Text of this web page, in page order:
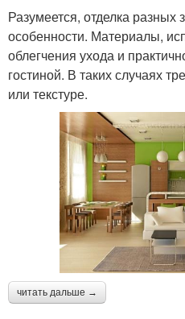
Разумеется, отделка разных
особенности. Материалы,
облегчения ухода и
гостиной. В таких случаях
или текстуре.
читать дальше →